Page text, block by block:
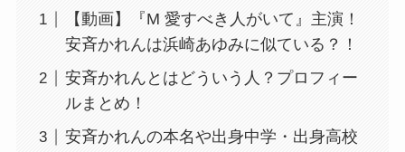
【動画】『M 愛すべき人がいて』主演！
安斉かれんは浜崎あゆみに似ている？！
安斉かれんとはどういう人？プロフィー
ルまとめ！
安斉かれんの本名や出身中学・出身高校